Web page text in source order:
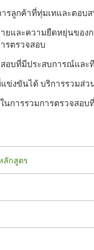
รลูกค้าที่ทุ่มเทและตอบ
ยและความยืดหยุ่นของ
รตรวจสอบ
อบที่มีประสบการณ์และ
ข่งขันได้ บริการรวมส่ว
นการรวมการตรวจสอบ
ลักสูตร